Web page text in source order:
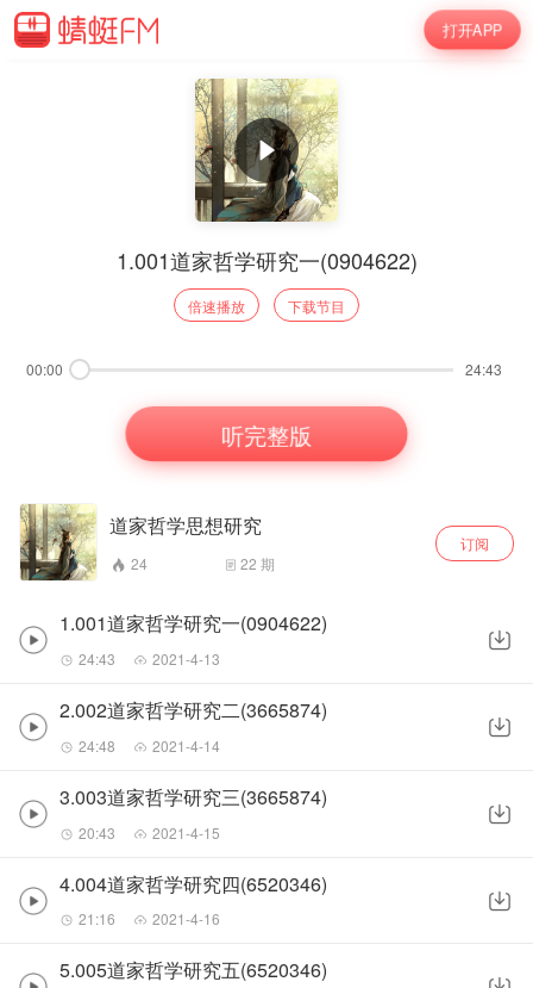
打开APP
1.001道家哲学研究一(0904622)
倍速播放 下载节目
00:00 24:43
听完整版
道家哲学思想研究
24 22 期
订阅
1.001道家哲学研究一(0904622)
24:43 2021-4-13
2.002道家哲学研究二(3665874)
24:48 2021-4-14
3.003道家哲学研究三(3665874)
20:43 2021-4-15
4.004道家哲学研究四(6520346)
21:16 2021-4-16
5.005道家哲学研究五(6520346)